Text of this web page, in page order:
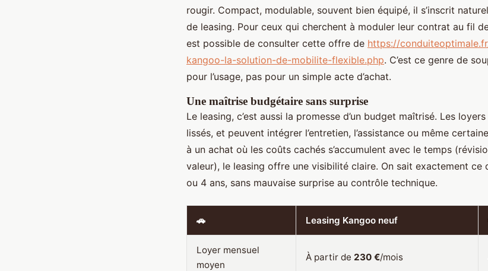
rougir. Compact, modulable, souvent bien équipé, il s’inscrit
de leasing. Pour ceux qui cherchent à moduler leur contrat au fil
est possible de consulter cette offre de https://
kangoo-la-solution-de-mobilite-flexible.php. C’est ce genre de
pour l’usage, pas pour un simple acte d’achat.
Une maîtrise budgétaire sans surprise
Le leasing, c’est aussi la promesse d’un budget maîtrisé. Les
lissés, et peuvent intégrer l’entretien, l’assistance ou même
à un achat où les coûts cachés s’accumulent avec le temps
valeur), le leasing offre une visibilité claire. On sait exactement ce
ou 4 ans, sans mauvaise surprise au contrôle technique.
🚗 Leasing Kangoo neuf
Loyer mensuel
moyen
À partir de 230 €/mois